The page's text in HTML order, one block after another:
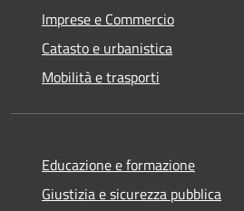
Imprese e Commercio
Catasto e urbanistica
Mobilità e trasporti
Educazione e formazione
Giustizia e sicurezza pubblica